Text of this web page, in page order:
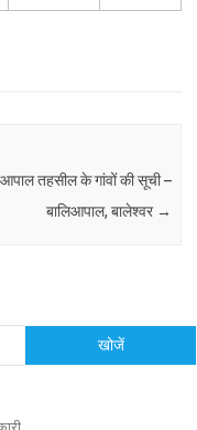
तहसील के गांवों की सूची –
बालिआपाल, बालेश्वर →
खोजें